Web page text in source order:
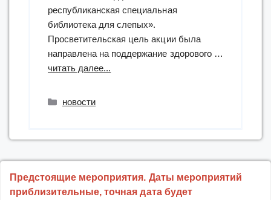
республиканская специальная
библиотека для слепых».
Просветительская цель акции была
направлена на поддержание здорового …
читать далее...
акция”
Рубрики
новости
Предстоящие мероприятия. Даты мероприятий
приблизительные, точная дата будет